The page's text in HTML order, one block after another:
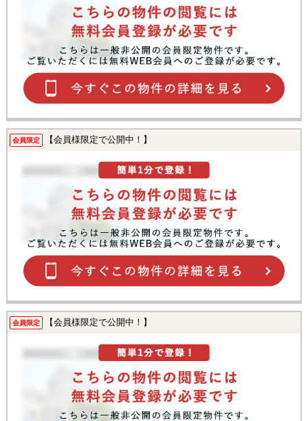
会員限定 【会員様限定で公開中！】
会員限定 【会員様限定で公開中！】